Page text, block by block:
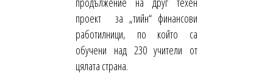
проект за „тийн“ финансови
работилници, по който са
обучени над 230 учители от
цялата страна.